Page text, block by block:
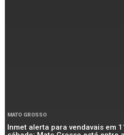
MATO GROSSO
Inmet alerta para vendavais em